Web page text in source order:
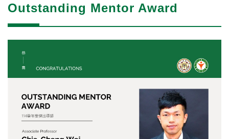
Outstanding Mentor Award